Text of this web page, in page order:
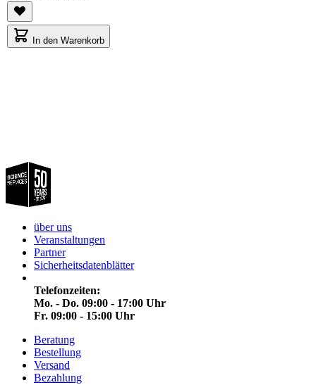
In den Warenkorb
über uns
Veranstaltungen
Partner
Sicherheitsdatenblätter
Telefonzeiten:
Mo. - Do. 09:00 - 17:00 Uhr
Fr. 09:00 - 15:00 Uhr
Beratung
Bestellung
Versand
Bezahlung